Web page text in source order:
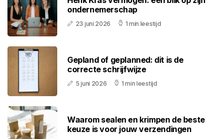
ondernemerschap
23 juni 2026 1 min leestijd
Gepland of geplanned: dit is de
correcte schrijfwijze
5 juni 2026 1 min leestijd
Waarom sealen en krimpen de beste
keuze is voor jouw verzendingen